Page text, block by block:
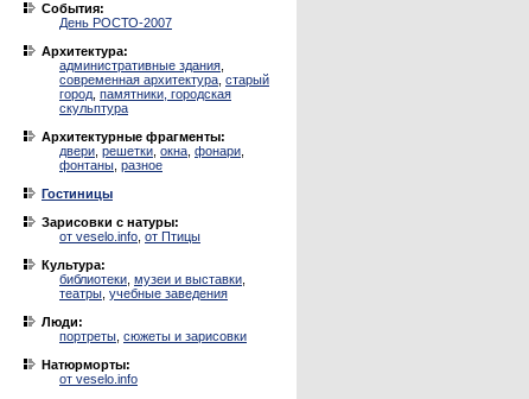
События:
День РОСТО-2007
Архитектура:
административные здания
современная архитектура старый
город памятники, городская
скульптура
Архитектурные фрагменты:
двери решетки окна фонари
фонтаны разное
Гостиницы
Зарисовки с натуры:
от veselo.info от Птицы
Культура:
библиотеки музеи и выставки
театры учебные заведения
Люди:
портреты сюжеты и зарисовки
Натюрморты:
от veselo.info